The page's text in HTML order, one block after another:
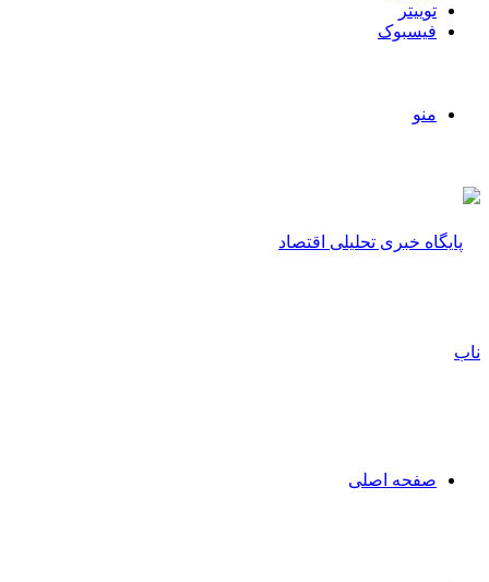
توییتر
فیسبوک
منو
صفحه اصلی